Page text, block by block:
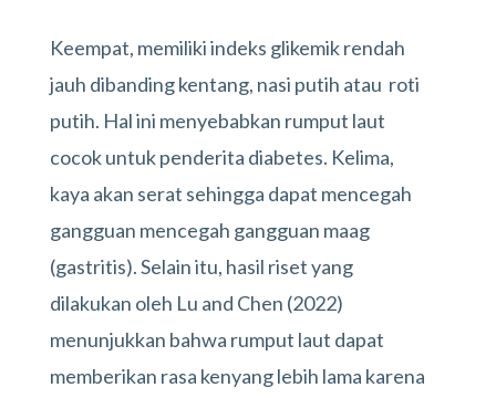
Keempat, memiliki indeks glikemik rendah
jauh dibanding kentang, nasi putih atau roti
putih. Hal ini menyebabkan rumput laut
cocok untuk penderita diabetes. Kelima,
kaya akan serat sehingga dapat mencegah
gangguan mencegah gangguan maag
(gastritis). Selain itu, hasil riset yang
dilakukan oleh Lu and Chen (2022)
menunjukkan bahwa rumput laut dapat
memberikan rasa kenyang lebih lama karena